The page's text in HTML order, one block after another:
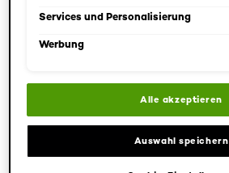
Ungleichgewichte können durch
Ihr Hormonhaushalt trägt
von Cellulite bei. Hormone wie
Teil des Prozesses, der Cellulite
Services und Personalisierung
Werbung
Alle akzeptieren
Auswahl speichern